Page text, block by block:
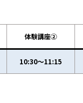
体験講座②
10:30～11:15